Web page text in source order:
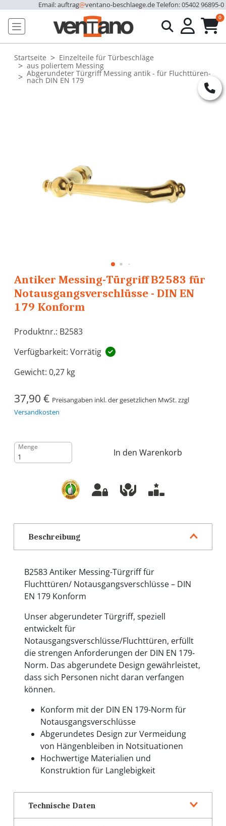
Email: auftrag@ventano-beschlaege.deTelefon: 05402 96895-0
0
Startseite
Einzelteile für Türbeschläge
aus poliertem Messing
Abgerundeter Türgriff Messing antik - für Fluchttüren-
nach DIN EN 179
Antiker Messing-Türgriff B2583 für
Notausgangsverschlüsse - DIN EN
179 Konform
Produktnr.: B2583
Verfügbarkeit: Vorrätig
Gewicht: 0,27 kg
37,90 € Preisangaben inkl. der gesetzlichen MwSt. zzgl
Versandkosten
Menge
In den Warenkorb
Beschreibung
B2583 Antiker Messing-Türgriff für
Fluchttüren/ Notausgangsverschlüsse – DIN
EN 179 Konform
Unser abgerundeter Türgriff, speziell
entwickelt für
Notausgangsverschlüsse/Fluchttüren, erfüllt
die strengen Anforderungen der DIN EN 179-
Norm. Das abgerundete Design gewährleistet,
dass sich Personen nicht daran verfangen
können.
Konform mit der DIN EN 179-Norm für
Notausgangsverschlüsse
Abgerundetes Design zur Vermeidung
von Hängenbleiben in Notsituationen
Hochwertige Materialien und
Konstruktion für Langlebigkeit
Technische Daten